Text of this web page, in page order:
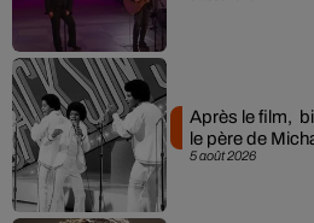
5 août 2026
Après le film,
le père de